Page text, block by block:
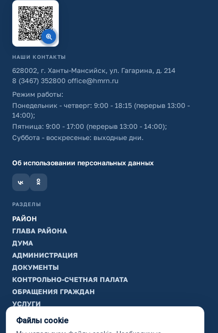
НАШИ КОНТАКТЫ
628002, г. Ханты-Мансийск, ул. Гагарина, д. 214
8 (3467) 352800 office@hmrn.ru
Режим работы:
Понедельник - четверг: 9:00 - 18:15 (перерыв 13:00 -
14:00);
Пятница: 9:00 - 17:00 (перерыв 13:00 - 14:00);
Суббота - воскресенье: выходные дни.
Об использовании персональных данных
РАЗДЕЛЫ
РАЙОН
ГЛАВА РАЙОНА
ДУМА
АДМИНИСТРАЦИЯ
ДОКУМЕНТЫ
КОНТРОЛЬНО-СЧЕТНАЯ ПАЛАТА
ОБРАЩЕНИЯ ГРАЖДАН
УСЛУГИ
ТИК
Файлы cookie